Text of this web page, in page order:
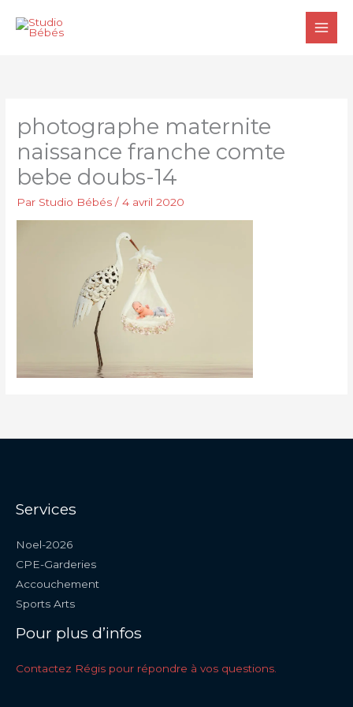
photographe maternite
naissance franche comte
bebe doubs-14
Par Studio Bébés/4 avril 2020
Services
Noel-2026
CPE-Garderies
Accouchement
Sports Arts
Pour plus d’infos
Contactez Régis pour répondre à vos questions.